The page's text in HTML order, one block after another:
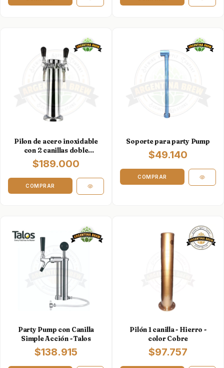
Pilon de acero inoxidable
con 2 canillas doble
accion
$189.000
Soporte para party Pump
$49.140
Party Pump con Canilla
Simple Acción - Talos
$138.915
Pilón 1 canilla - Hierro -
color Cobre
$97.757